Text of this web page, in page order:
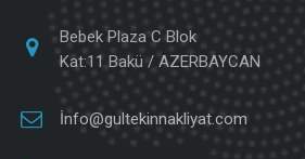
Bebek Plaza C Blok
Kat:11 Bakü / AZERBAYCAN
İnfo@gultekinnakliyat.com